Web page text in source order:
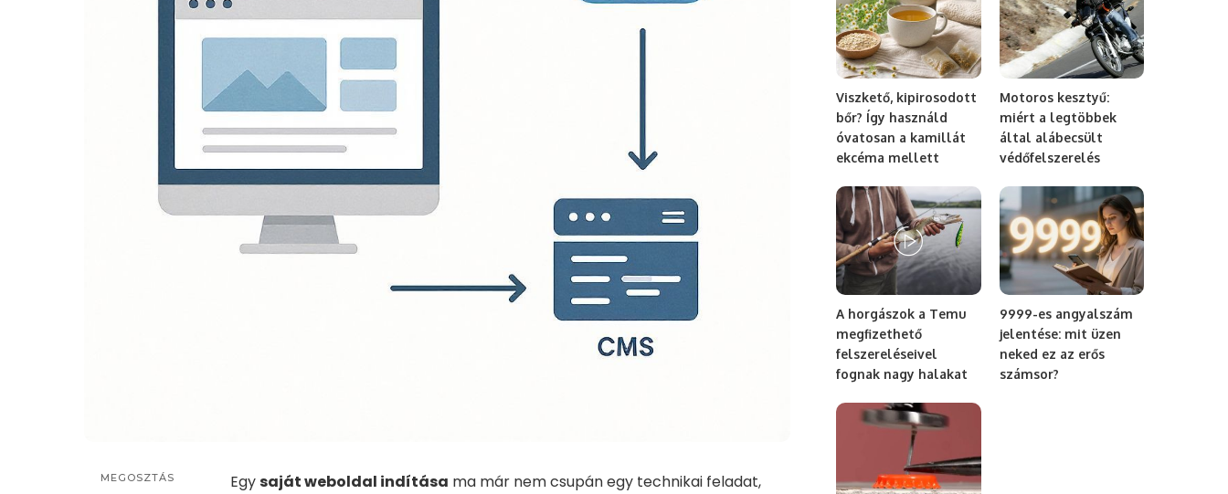
MEGOSZTÁS Egysaját weboldal indítása ma már nem csupán egy technikai feladat,
Viszkető, kipirosodott
bőr? Így használd
óvatosan a kamillát
ekcéma mellett
Motoros kesztyű:
miért a legtöbbek
által alábecsült
védőfelszerelés
A horgászok a Temu
megfizethető
felszereléseivel
fognak nagy halakat
9999-es angyalszám
jelentése: mit üzen
neked ez az erős
számsor?